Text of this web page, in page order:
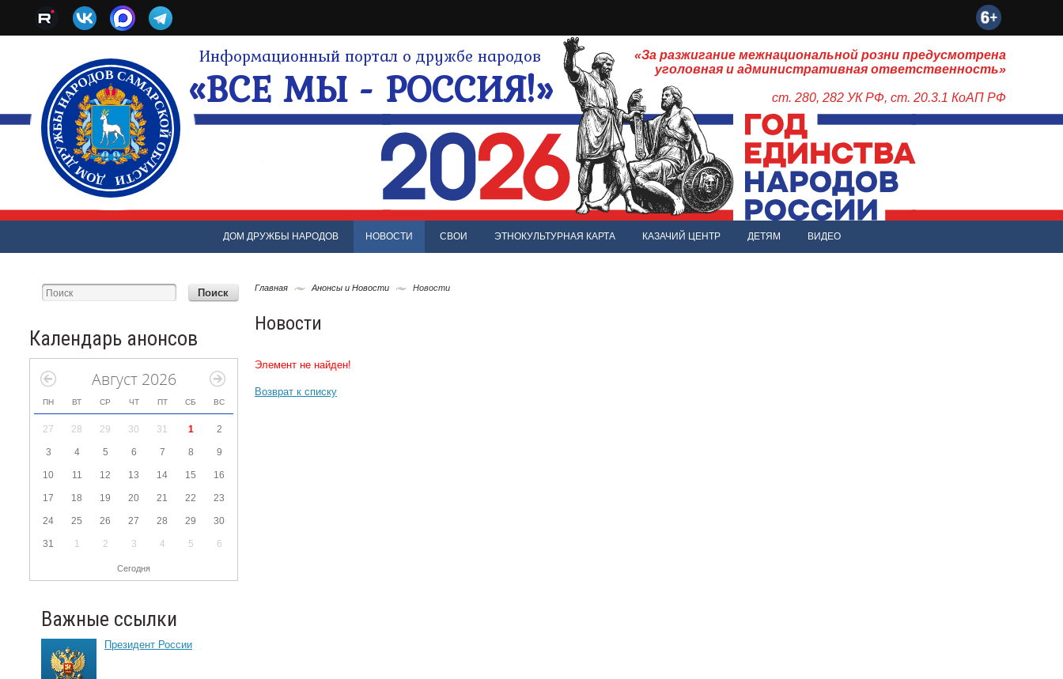
Информационный портал о дружбе народов
«ВСЕ МЫ - РОССИЯ!»
«За разжигание межнациональной розни предусмотрена
уголовная и административная ответственность»
ст. 280, 282 УК РФ, ст. 20.3.1 КоАП РФ
ДОМ ДРУЖБЫ НАРОДОВ НОВОСТИ СВОИ ЭТНОКУЛЬТУРНАЯ КАРТА КАЗАЧИЙ ЦЕНТР ДЕТЯМ ВИДЕО
Календарь анонсов
Август 2026
ПН ВТ СР ЧТ ПТ СБ ВС
27 28 29 30 31 1 2
3 4 5 6 7 8 9
10 11 12 13 14 15 16
17 18 19 20 21 22 23
24 25 26 27 28 29 30
31 1 2 3 4 5 6
Сегодня
Важные ссылки
Президент России
Главная Анонсы и Новости Новости
Новости
Элемент не найден!
Возврат к списку